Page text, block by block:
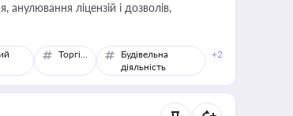
ліцензій і дозволів,
Торгівля
Будівельна
діяльність
+2